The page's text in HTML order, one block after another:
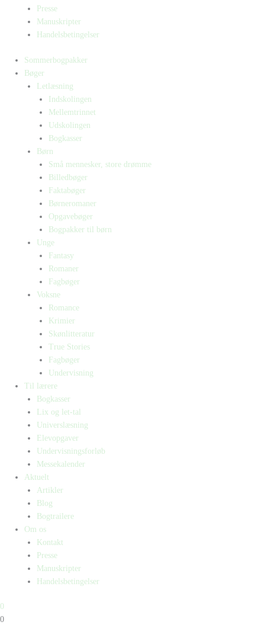
Presse
Manuskripter
Handelsbetingelser
Sommerbogpakker
Bøger
Letlæsning
Indskolingen
Mellemtrinnet
Udskolingen
Bogkasser
Børn
Små mennesker, store drømme
Billedbøger
Faktabøger
Børneromaner
Opgavebøger
Bogpakker til børn
Unge
Fantasy
Romaner
Fagbøger
Voksne
Romance
Krimier
Skønlitteratur
True Stories
Fagbøger
Undervisning
Til lærere
Bogkasser
Lix og let-tal
Universlæsning
Elevopgaver
Undervisningsforløb
Messekalender
Aktuelt
Artikler
Blog
Bogtrailere
Om os
Kontakt
Presse
Manuskripter
Handelsbetingelser
0
0